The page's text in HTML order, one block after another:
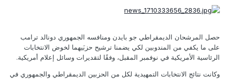
حصل المرشحان الديمقراطي جو بايدن ومنافسه الجمهوري دونالد ترامب
على ما يكفي من المندوبين لكي يضمنا ترشيح حزبَيهما لخوض الانتخابات
الرئاسية الأمريكية في نوفمبر المقبل، وفقًا لتقديرات وسائل إعلام أمريكية.
وكانت نتائج الانتخابات التمهيدية لكل من الحزبين الديمقراطي والجمهوري في